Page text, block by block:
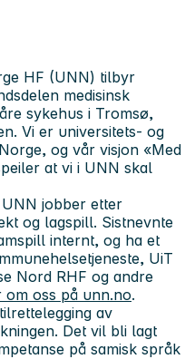
HF (UNN) tilbyr
medisinsk
sykehus i Tromsø,
Vi er universitets- og
og vår visjon «Med
at vi i UNN skal
jobber etter
og lagspill. Sistnevnte
internt, og ha et
UiT
Nord RHF og andre
om oss på unn.no.
av
Det vil bli lagt
på samisk språk